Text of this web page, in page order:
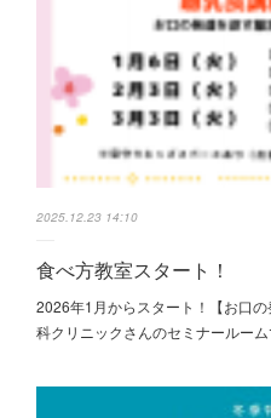
2025.12.23 14:10
食べ方教室スタート！
2026年1月からスタート！【お口
科クリニックさんのセミナールー